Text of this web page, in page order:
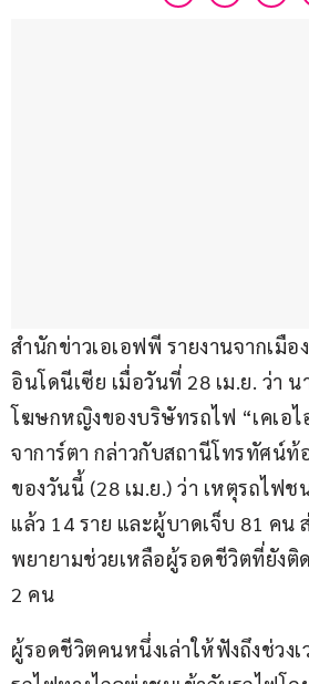
สำนักข่าวเอเอฟพี รายงานจากเมือ
อินโดนีเซีย เมื่อวันที่ 28 เม.ย. ว่า
โฆษกหญิงของบริษัทรถไฟ “เคเอไ
จาการ์ตา กล่าวกับสถานีโทรทัศน์ท้
ของวันนี้ (28 เม.ย.) ว่า เหตุรถไฟ
แล้ว 14 ราย และผู้บาดเจ็บ 81 คน
พยายามช่วยเหลือผู้รอดชีวิตที่ยังติ
2 คน
ผู้รอดชีวิตคนหนึ่งเล่าให้ฟังถึงช่วง